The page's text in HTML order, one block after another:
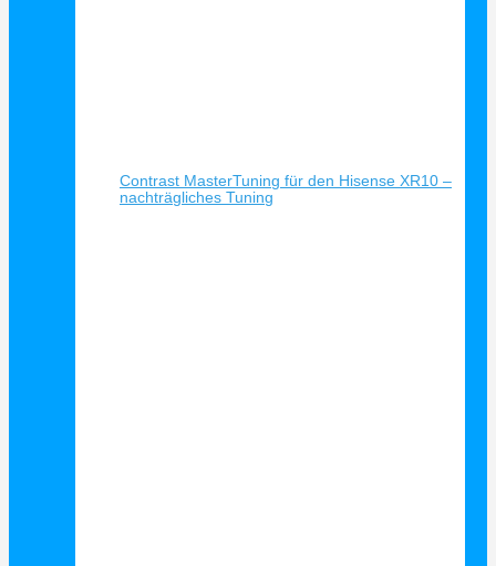
Contrast MasterTuning für den Hisense XR10 –
nachträgliches Tuning